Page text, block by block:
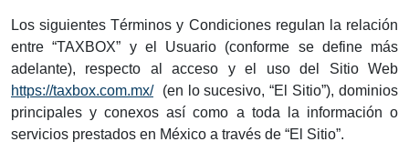
Los siguientes Términos y Condiciones regulan la relación
entre “TAXBOX” y el Usuario (conforme se define más
adelante), respecto al acceso y el uso del Sitio Web
https://taxbox.com.mx/
(en lo sucesivo, “El Sitio”), dominios
principales y conexos así como a toda la información o
servicios prestados en México a través de “El Sitio”.